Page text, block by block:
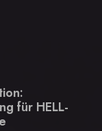
für HELL-